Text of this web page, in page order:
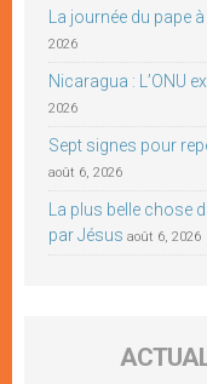
La journée du pape à
2026
Nicaragua : L’ONU
2026
Sept signes pour
août 6, 2026
La plus belle chose
par Jésus août 6, 2026